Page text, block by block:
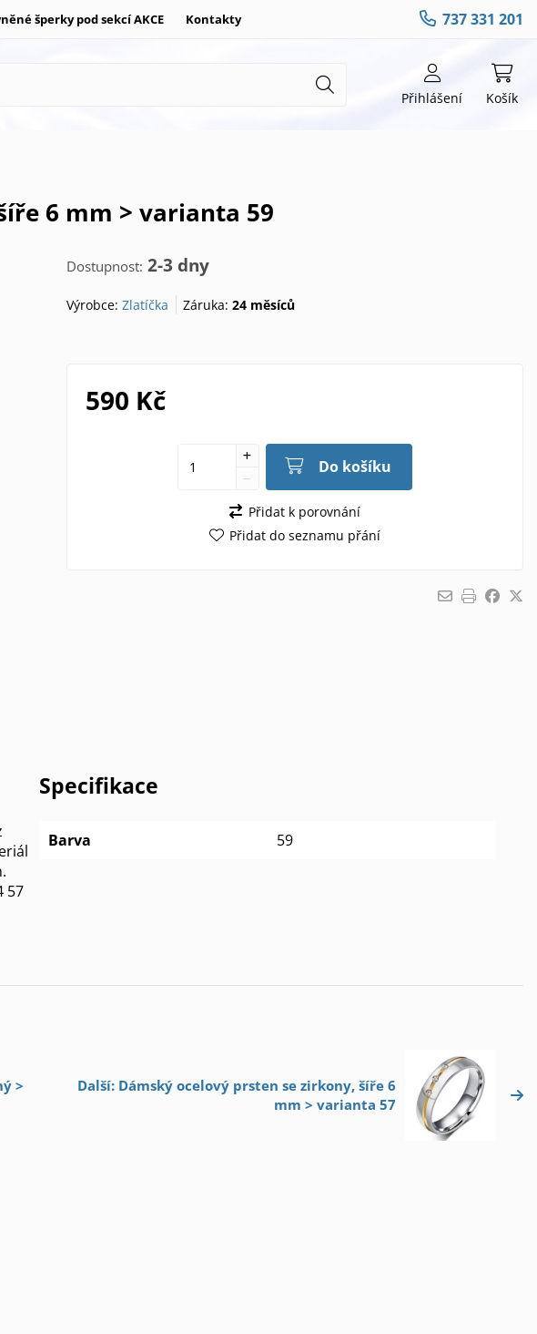
šperky pod sekcí AKCE Kontakty 737 331 201
Přihlášení Košík
6 mm > varianta 59
Dostupnost: 2-3 dny
Výrobce: Zlatíčka Záruka:24 měsíců
590 Kč
Do košíku
Přidat k porovnání
Přidat do seznamu přání
57
Specifikace
Barva 59
>
Další: Dámský ocelový prsten se zirkony, šíře 6
mm > varianta 57